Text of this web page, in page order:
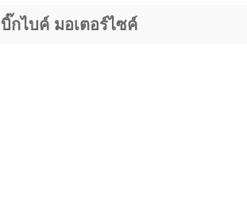
บิ๊กไบค์ มอเตอร์ไซค์